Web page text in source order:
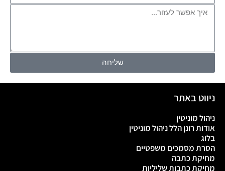
שליחה
ניווט באתר
ניהול מוניטין
אודות רונן הלל ניהול מוניטין
בלוג
הסרת מסמכים משפטיים
מחיקת כתבה
מחיקת כתבות שליליות